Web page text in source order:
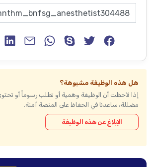
هل هذه الوظيفة مشبوهة؟
إذا لاحظت أن الوظيفة وهمية أو تطلب رسوماً أو
مضللة، ساعدنا في الحفاظ على المنصة آمنة.
الإبلاغ عن هذه الوظيفة